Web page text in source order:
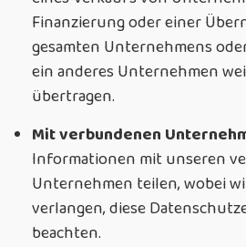
Finanzierung oder einer
gesamten Unternehmens
ein anderes Unternehmen
übertragen.
Mit verbundenen
Informationen mit unseren
Unternehmen teilen, wobei
verlangen, diese
beachten.